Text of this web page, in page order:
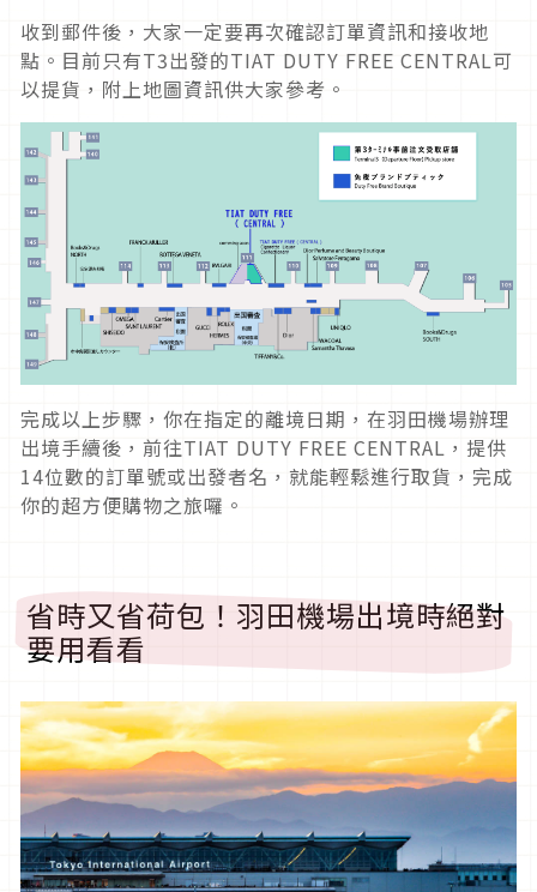
收到郵件後，大家一定要再次確認訂單資訊和接收地
點。目前只有T3出發的TIAT DUTY FREE CENTRAL可
以提貨，附上地圖資訊供大家參考。
完成以上步驟，你在指定的離境日期，在羽田機場辦理
出境手續後，前往TIAT DUTY FREE CENTRAL，提供
14位數的訂單號或出發者名，就能輕鬆進行取貨，完成
你的超方便購物之旅囉。
省時又省荷包！羽田機場出境時絕對
要用看看